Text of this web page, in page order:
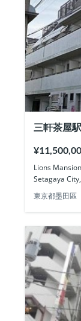
三軒茶屋
Lions
Setagaya
東京都墨田區